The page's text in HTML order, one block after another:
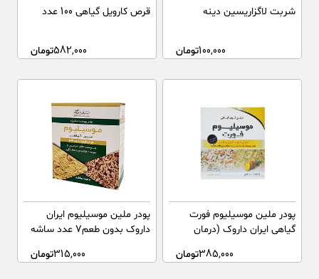
شربت لاگزاریسین دینه
100,000تومان
قرص کارویل گیاهی 100 عدد
582,000تومان
پودر ملین موسیلیوم فورت
گیاهی ایران داروک (درمان
آناناس
385,000تومان
پودر ملین موسیلیوم ایران
داروک بدون طعم۷ عدد ساشه
315,000تومان